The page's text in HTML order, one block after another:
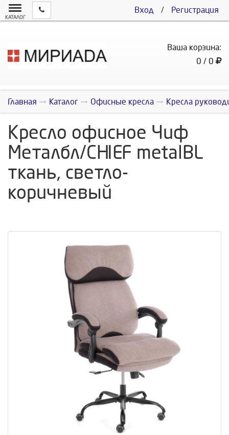
Вход / Регистрация
КАТАЛОГ
Ваша корзина:
0 / 0
Главная Каталог Офисные кресла Кресла
Кресло офисное Чиф
Металбл/CHIEF metalBL
ткань, светло-
коричневый